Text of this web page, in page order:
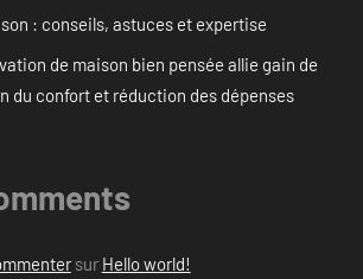
: conseils, astuces et expertise
de maison bien pensée allie gain de
du confort et réduction des dépenses
sur Hello world!